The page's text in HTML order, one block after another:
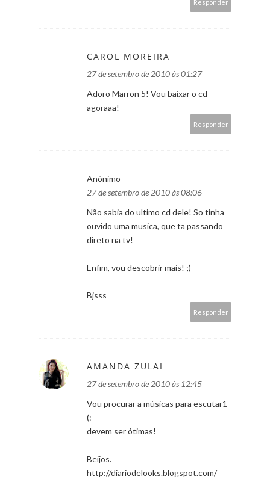
Responder
CAROL MOREIRA
27 de setembro de 2010 às 01:27
Adoro Marron 5! Vou baixar o cd
agoraaa!
Responder
Anônimo
27 de setembro de 2010 às 08:06
Não sabia do ultimo cd dele! So tinha
ouvido uma musica, que ta passando
direto na tv!
Enfim, vou descobrir mais! ;)
Bjsss
Responder
AMANDA ZULAI
27 de setembro de 2010 às 12:45
Vou procurar a músicas para escutar1
(:
devem ser ótimas!
Beijos.
http://diariodelooks.blogspot.com/